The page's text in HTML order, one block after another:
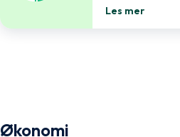
Les mer
Økonomi